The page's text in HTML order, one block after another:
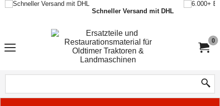
Schneller Versand mit DHL
0